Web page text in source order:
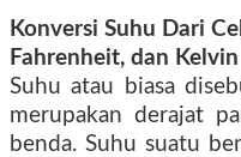
Konversi Suhu Dari
Fahrenheit, dan Kelvin
Suhu atau biasa
merupakan derajat
benda. Suhu suatu